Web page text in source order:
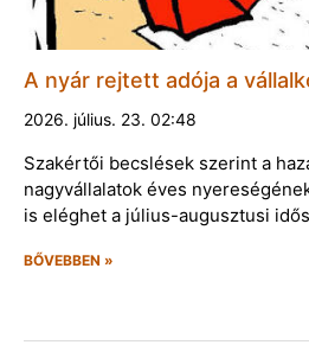
A nyár rejtett adója a
2026. július. 23. 02:48
Szakértői becslések szerint a
nagyvállalatok éves
is eléghet a július-augusztusi
BŐVEBBEN »